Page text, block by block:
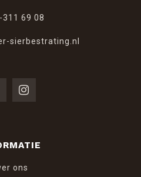
311 69 08
sierbestrating.nl
ons